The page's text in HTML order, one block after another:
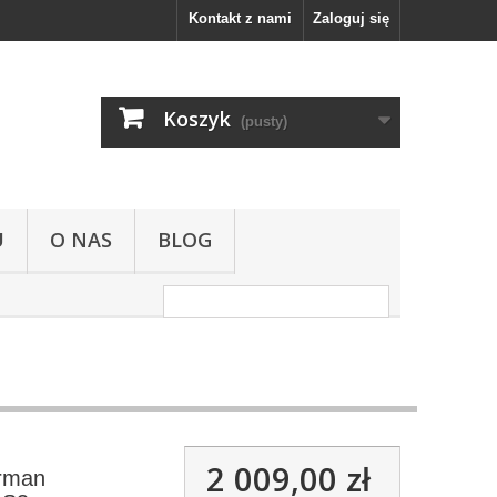
Zaloguj się
Kontakt z nami
Koszyk (pusty)
O NAS BLOG
2 009,00 zł